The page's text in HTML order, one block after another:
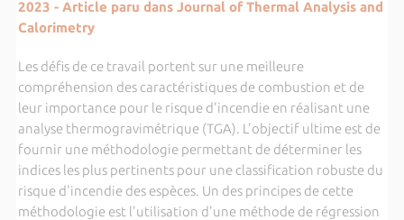
2023 - Article paru dans Journal of Thermal Analysis and
Calorimetry
Les défis de ce travail portent sur une meilleure
compréhension des caractéristiques de combustion et de
leur importance pour le risque d'incendie en réalisant une
analyse thermogravimétrique (TGA). L'objectif ultime est de
fournir une méthodologie permettant de déterminer les
indices les plus pertinents pour une classification robuste du
risque d'incendie des espèces. Un des principes de cette
méthodologie est l'utilisation d'une méthode de régression